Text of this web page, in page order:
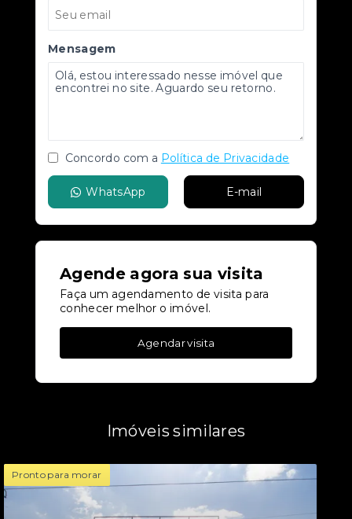
Mensagem
Concordo com a Política de Privacidade
WhatsApp E-mail
Agende agora sua visita
Faça um agendamento de visita para
conhecer melhor o imóvel.
Agendar visita
Imóveis similares
Pronto para morar